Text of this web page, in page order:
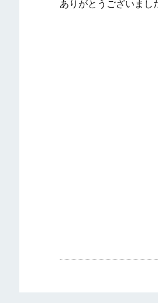
ありがとうございま